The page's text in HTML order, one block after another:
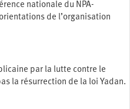
nationale du NPA-
de l’organisation
par la lutte contre le
la résurrection de la loi Yadan.